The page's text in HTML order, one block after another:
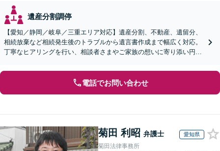
遺産分割調停
【愛知／静岡／岐阜／三重エリア対応】遺産分割、不動産、遺留分、
相続放棄など相続発生後のトラブルから遺言書作成まで幅広く対応。
丁寧なヒアリングを行い、相談者さまやご家族の想いに寄り添い円滑
電話でお問い合わせ
菊田 利昭 弁護士 愛知県
菊田法律事務所